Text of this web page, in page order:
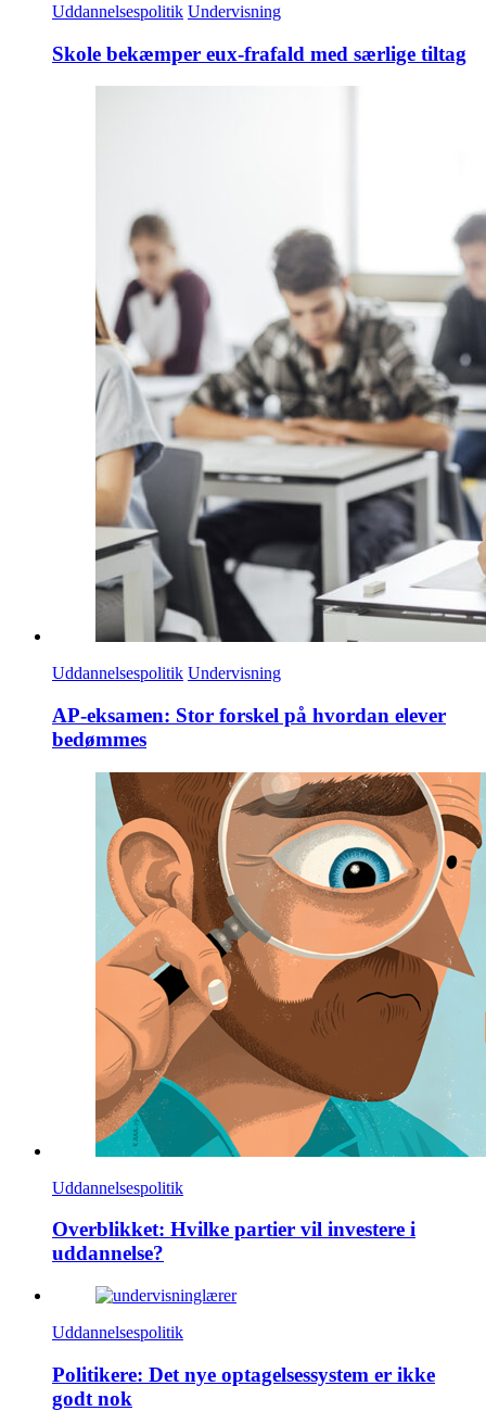
Uddannelsespolitik Undervisning
Skole bekæmper eux-frafald med særlige tiltag
Uddannelsespolitik Undervisning
AP-eksamen: Stor forskel på hvordan elever
bedømmes
Uddannelsespolitik
Overblikket: Hvilke partier vil investere i
uddannelse?
Uddannelsespolitik
Politikere: Det nye optagelsessystem er ikke
godt nok